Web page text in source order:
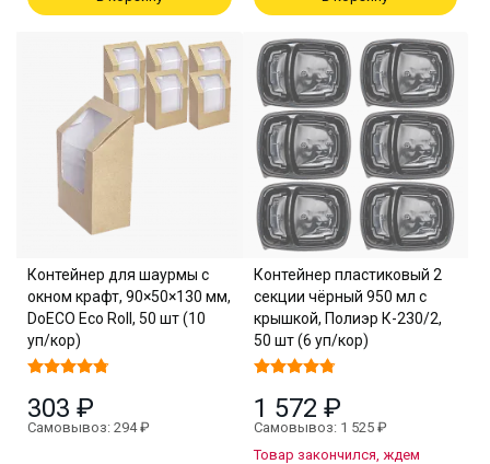
Контейнер для шаурмы с
окном крафт, 90×50×130 мм,
DoECO Eco Roll, 50 шт (10
уп/кор)
303 ₽
Самовывоз: 294 ₽
Контейнер пластиковый 2
секции чёрный 950 мл с
крышкой, Полиэр К-230/2,
50 шт (6 уп/кор)
1 572 ₽
Самовывоз: 1 525 ₽
Товар закончился, ждем